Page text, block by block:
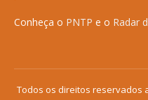
Conheça o PNTP e o Radar
Todos os direitos reservados